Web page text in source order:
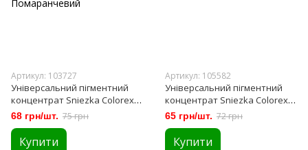
Артикул: 103727
Універсальний пігментний
концентрат Sniezka Colorex
21 помаранчевий 100 мл
(103727)
68 грн/шт. 75 грн
Купити
Артикул: 105582
Універсальний пігментний
концентрат Sniezka Colorex
44 бірюза синя 100 мл (105582)
65 грн/шт. 72 грн
Купити